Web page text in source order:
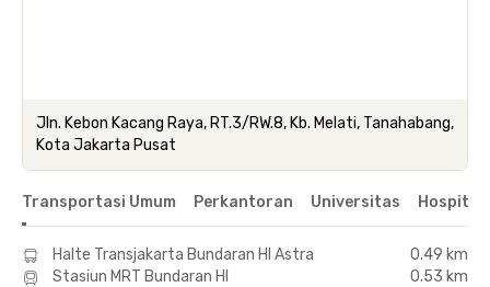
Jln. Kebon Kacang Raya, RT.3/RW.8, Kb. Melati, Tanahabang,
Kota Jakarta Pusat
Transportasi Umum Perkantoran Universitas Hospital
Halte Transjakarta Bundaran HI Astra
0.49 km
Stasiun MRT Bundaran HI
0.53 km